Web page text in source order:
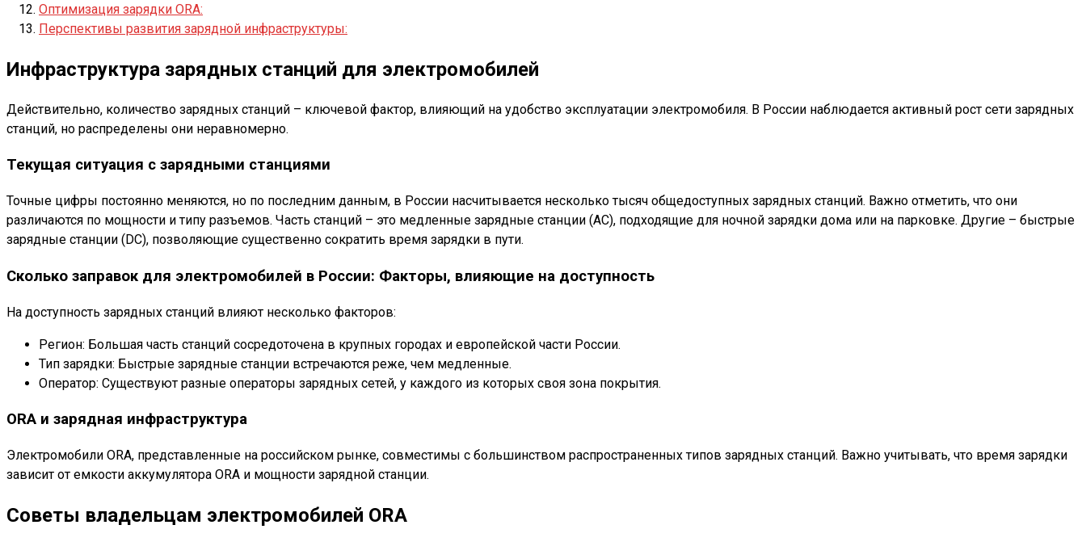
Оптимизация зарядки ORA:
Перспективы развития зарядной инфраструктуры:
Инфраструктура зарядных станций для электромобилей
Действительно, количество зарядных станций – ключевой фактор, влияющий на удобство эксплуатации электромобиля. В России наблюдается активный рост сети зарядных
станций, но распределены они неравномерно.
Текущая ситуация с зарядными станциями
Точные цифры постоянно меняются, но по последним данным, в России насчитывается несколько тысяч общедоступных зарядных станций. Важно отметить, что они
различаются по мощности и типу разъемов. Часть станций – это медленные зарядные станции (AC), подходящие для ночной зарядки дома или на парковке. Другие – быстрые
зарядные станции (DC), позволяющие существенно сократить время зарядки в пути.
Сколько заправок для электромобилей в России: Факторы, влияющие на доступность
На доступность зарядных станций влияют несколько факторов:
Регион: Большая часть станций сосредоточена в крупных городах и европейской части России.
Тип зарядки: Быстрые зарядные станции встречаются реже, чем медленные.
Оператор: Существуют разные операторы зарядных сетей, у каждого из которых своя зона покрытия.
ORA и зарядная инфраструктура
Электромобили ORA, представленные на российском рынке, совместимы с большинством распространенных типов зарядных станций. Важно учитывать, что время зарядки
зависит от емкости аккумулятора ORA и мощности зарядной станции.
Советы владельцам электромобилей ORA